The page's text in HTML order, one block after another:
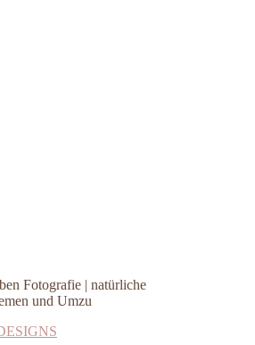
Fotografie | natürliche
und Umzu